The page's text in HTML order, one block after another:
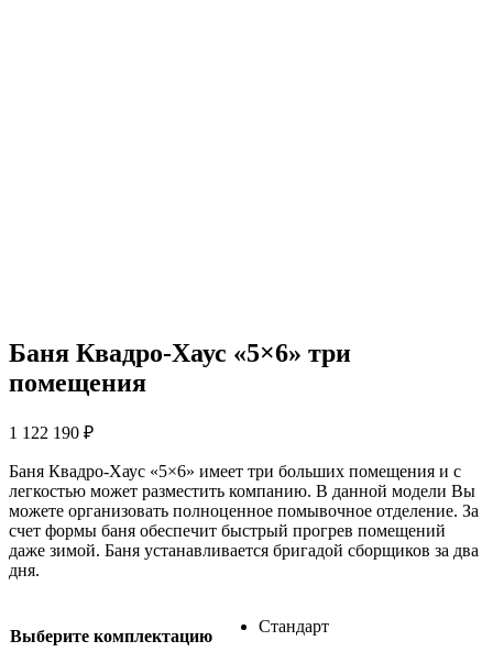
Баня Квадро-Хаус «5×6» три
помещения
1 122 190 ₽
Баня Квадро-Хаус «5×6» имеет три больших помещения и с
легкостью может разместить компанию. В данной модели Вы
можете организовать полноценное помывочное отделение. За
счет формы баня обеспечит быстрый прогрев помещений
даже зимой. Баня устанавливается бригадой сборщиков за два
дня.
Выберите комплектацию
Стандарт